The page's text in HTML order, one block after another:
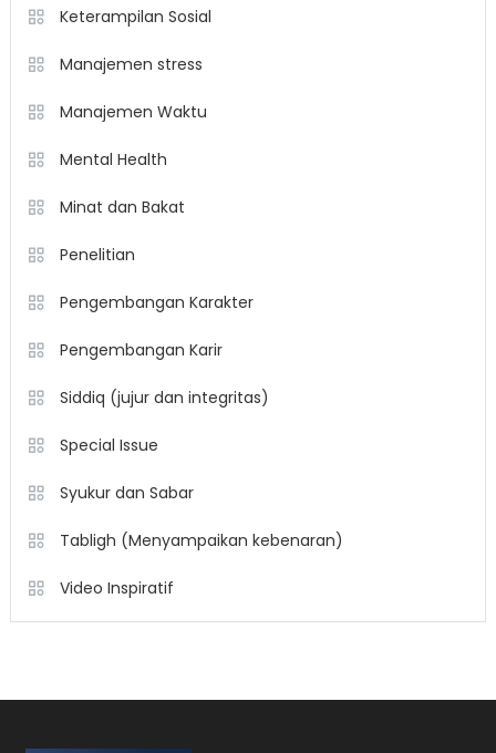
Keterampilan Sosial
Manajemen stress
Manajemen Waktu
Mental Health
Minat dan Bakat
Penelitian
Pengembangan Karakter
Pengembangan Karir
Siddiq (jujur dan integritas)
Special Issue
Syukur dan Sabar
Tabligh (Menyampaikan kebenaran)
Video Inspiratif